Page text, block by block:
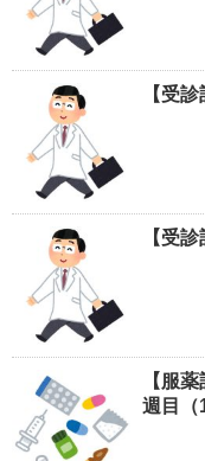
【受
【受
【服
週目（